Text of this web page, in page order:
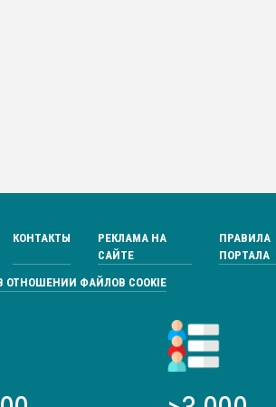
КОНТАКТЫ
РЕКЛАМА НА
САЙТЕ
ПРАВИЛА
ПОРТАЛА
ОТНОШЕНИИ ФАЙЛОВ COOKIE